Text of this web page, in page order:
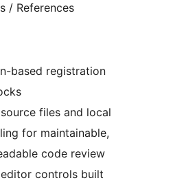
/ References
based registration
files and local
for maintainable,
code review
controls built